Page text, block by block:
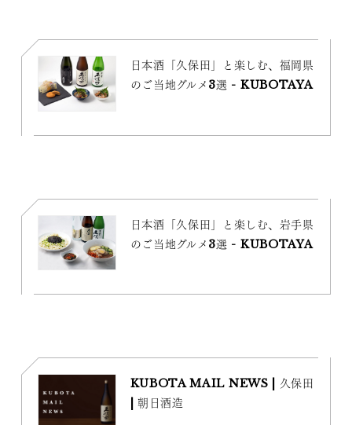
日本酒「久保田」と楽しむ、福岡県
のご当地グルメ3選 - KUBOTAYA
日本酒「久保田」と楽しむ、岩手県
のご当地グルメ3選 - KUBOTAYA
KUBOTA MAIL NEWS | 久保田
| 朝日酒造